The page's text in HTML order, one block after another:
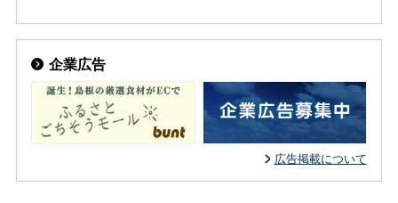
企業広告
広告掲載について